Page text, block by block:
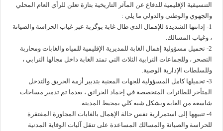
التنسيقية الإقليمية للدفاع عن المآثر التاريخية بتازة تعلن للرأي العام المحلي
والجهوي والوطني والدولي ما يلي :
1- إدانتها الشديدة للإهمال الذي طال غابة بوگربة عبر غياب الحراسة والصيانة
، وغياب المسالك.
2- تحميل مسؤولية إهمال الغابة للمديرية الإقليمية للمياه والغابات ومحاربة
التصحر ، وللجماعات الترابية الثلاث التي تمتد الغابة داخل مجالها الترابي ،
وللسلطات الإدارية الوصية.
3- تحميلها كامل المسؤولية للجهات المعنية بتدبير أزمة الحريق والتدخل
المتأخر للطائرات المتخصصة في إخماد الحرائق ، بعدما تم تدمير مساحات
شاسعة من الغابة وبشكل شبه كلي بمحيط المدينة.
4- تنبيهها إلى استمرارية نفس حالة الإهمال بالغابات المجاورة المفتقرة
للحراسة والصيانة والمسالك المساعدة على تنقل آليات الوقاية المدنية